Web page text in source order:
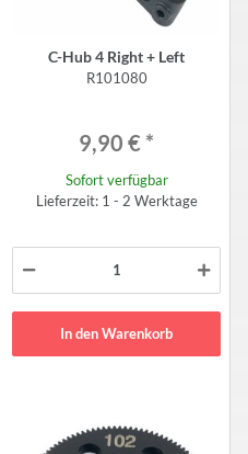
C-Hub 4 Right + Left
R101080
9,90 € *
Sofort verfügbar
Lieferzeit: 1 - 2 Werktage
In den Warenkorb